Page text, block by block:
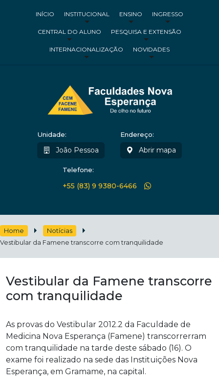
INÍCIO INSTITUCIONAL ENSINO INGRESSO
CENTRAL DO ALUNO PESQUISA E EXTENSÃO
INTERNACIONALIZAÇÃO NOVIDADES
Unidade:
João Pessoa
Endereço:
Abrir mapa
Telefone:
+55 (83) 9 9380-6466
Home
Notícias
Vestibular da Famene transcorre com tranquilidade
Vestibular da Famene transcorre
com tranquilidade
As provas do Vestibular 2012.2 da Faculdade de
Medicina Nova Esperança (Famene) transcorrerram
com tranquilidade na tarde deste sábado (16). O
exame foi realizado na sede das Instituições Nova
Esperança, em Gramame, na capital.